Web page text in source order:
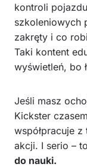
kontroli
szkoleniowych
zakręty i co
Taki kontent
wyświetleń, bo
Jeśli masz
Kickster
współpracuje
akcji. I serio –
do nauki.